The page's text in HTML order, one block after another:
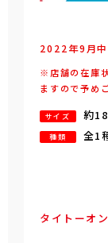
2022年9 月
※店舗の在庫
ますので予め
サイズ 約
種類 全1
タイトーオ